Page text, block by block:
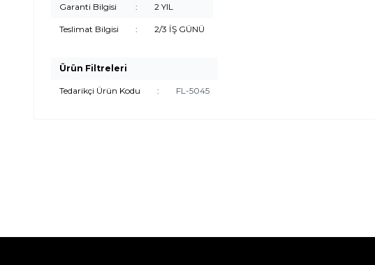
Garanti Bilgisi : 2 YIL
Teslimat Bilgisi : 2/3 İŞ GÜNÜ
Ürün Filtreleri
Tedarikçi Ürün Kodu : FL-5045